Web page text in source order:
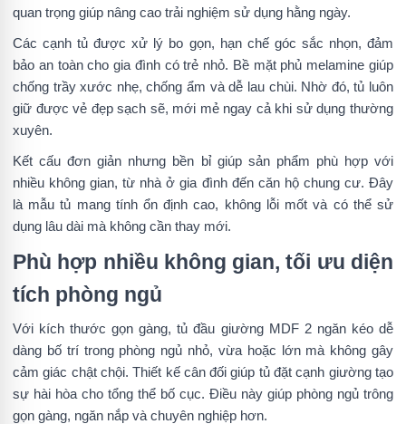
quan trọng giúp nâng cao trải nghiệm sử dụng hằng ngày.
Các cạnh tủ được xử lý bo gọn, hạn chế góc sắc nhọn, đảm
bảo an toàn cho gia đình có trẻ nhỏ. Bề mặt phủ melamine giúp
chống trầy xước nhẹ, chống ẩm và dễ lau chùi. Nhờ đó, tủ luôn
giữ được vẻ đẹp sạch sẽ, mới mẻ ngay cả khi sử dụng thường
xuyên.
Kết cấu đơn giản nhưng bền bỉ giúp sản phẩm phù hợp với
nhiều không gian, từ nhà ở gia đình đến căn hộ chung cư. Đây
là mẫu tủ mang tính ổn định cao, không lỗi mốt và có thể sử
dụng lâu dài mà không cần thay mới.
Phù hợp nhiều không gian, tối ưu diện
tích phòng ngủ
Với kích thước gọn gàng, tủ đầu giường MDF 2 ngăn kéo dễ
dàng bố trí trong phòng ngủ nhỏ, vừa hoặc lớn mà không gây
cảm giác chật chội. Thiết kế cân đối giúp tủ đặt cạnh giường tạo
sự hài hòa cho tổng thể bố cục. Điều này giúp phòng ngủ trông
gọn gàng, ngăn nắp và chuyên nghiệp hơn.